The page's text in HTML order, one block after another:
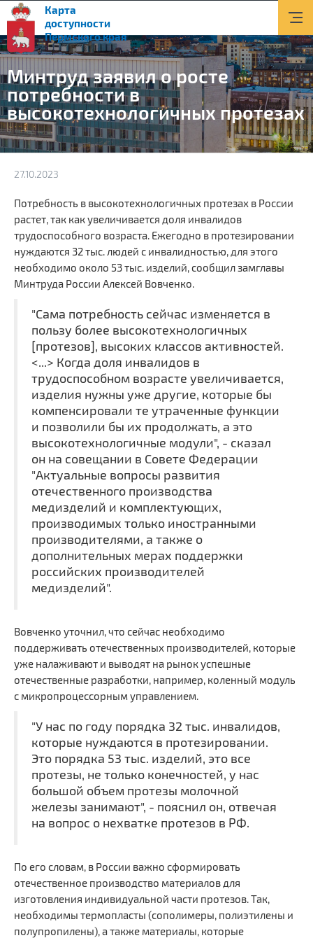
Карта
доступности
Пермского края
Документы
Приоритетные объекты
Новости
Транспорт
Помощь и поддержка
Контакты
Сайт Министерства социального развития
Регистрация
Вход
Главная
Минтруд заявил о росте
потребности в
высокотехнологичных протезах
27.10.2023
Потребность в высокотехнологичных протезах в России
растет, так как увеличивается доля инвалидов
трудоспособного возраста. Ежегодно в протезировании
нуждаются 32 тыс. людей с инвалидностью, для этого
необходимо около 53 тыс. изделий, сообщил замглавы
Минтруда России Алексей Вовченко.
"Сама потребность сейчас изменяется в
пользу более высокотехнологичных
[протезов], высоких классов активностей.
<...> Когда доля инвалидов в
трудоспособном возрасте увеличивается,
изделия нужны уже другие, которые бы
компенсировали те утраченные функции
и позволили бы их продолжать, а это
высокотехнологичные модули", - сказал
он на совещании в Совете Федерации
"Актуальные вопросы развития
отечественного производства
медизделий и комплектующих,
производимых только иностранными
производителями, а также о
дополнительных мерах поддержки
российских производителей
медизделий".
Вовченко уточнил, что сейчас необходимо
поддерживать отечественных производителей, которые
уже налаживают и выводят на рынок успешные
отечественные разработки, например, коленный модуль
с микропроцессорным управлением.
"У нас по году порядка 32 тыс. инвалидов,
которые нуждаются в протезировании.
Это порядка 53 тыс. изделий, это все
протезы, не только конечностей, у нас
большой объем протезы молочной
железы занимают", - пояснил он, отвечая
на вопрос о нехватке протезов в РФ.
По его словам, в России важно сформировать
отечественное производство материалов для
изготовления индивидуальной части протезов. Так,
необходимы термопласты (сополимеры, полиэтилены и
полупропилены), а также материалы, которые